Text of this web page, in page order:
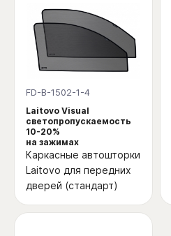
FD-B-1502-1-4
Laitovo Visual
светопропускаемость
10-20%
на зажимах
Каркасные автошторки
Laitovo для передних
дверей (стандарт)